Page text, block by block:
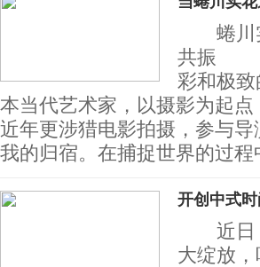
蜷川实
共振 蜷
彩和极
本当代艺术家，以摄影为起
近年更涉猎电影拍摄，参与
我的归宿。在捕捉世界的过
开创中式
近日，
大绽放